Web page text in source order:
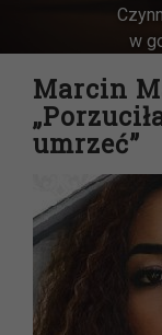
w
Marcin
umrzeć”